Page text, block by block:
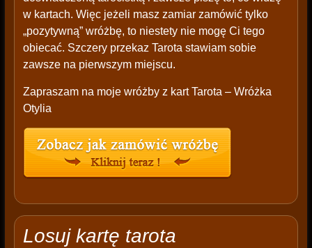
w kartach. Więc jeżeli masz zamiar zamówić tylko
„pozytywną” wróżbę, to niestety nie mogę Ci tego
obiecać. Szczery przekaz Tarota stawiam sobie
zawsze na pierwszym miejscu.
Zapraszam na moje wróżby z kart Tarota – Wróżka
Otylia
Losuj kartę tarota